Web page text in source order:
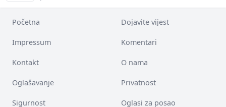
Početna Dojavite vijest
Impressum Komentari
Kontakt O nama
Oglašavanje Privatnost
Sigurnost Oglasi za posao